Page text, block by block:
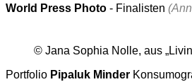
World Press Photo - Finalisten
© Jana Sophia Nolle, aus
Portfolio Pipaluk Minder